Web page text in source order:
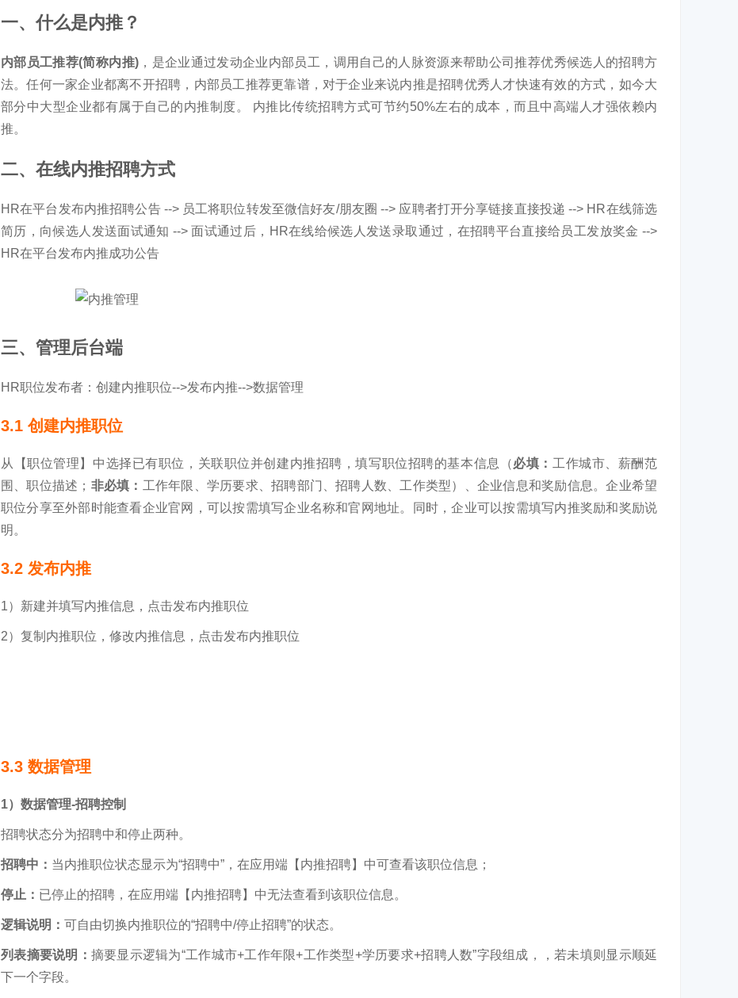
一、什么是内推？
内部员工推荐(简称内推)，是企业通过发动企业内部员工，调用自己的人脉资源来帮助公司推荐优秀候选人的招聘方
法。任何一家企业都离不开招聘，内部员工推荐更靠谱，对于企业来说内推是招聘优秀人才快速有效的方式，如今大
部分中大型企业都有属于自己的内推制度。 内推比传统招聘方式可节约50%左右的成本，而且中高端人才强依赖内
推。
二、在线内推招聘方式
HR在平台发布内推招聘公告 --> 员工将职位转发至微信好友/朋友圈 --> 应聘者打开分享链接直接投递 --> HR在线筛选
简历，向候选人发送面试通知 --> 面试通过后，HR在线给候选人发送录取通过，在招聘平台直接给员工发放奖金 -->
HR在平台发布内推成功公告
三、管理后台端
HR职位发布者：创建内推职位-->发布内推-->数据管理
3.1 创建内推职位
从【职位管理】中选择已有职位，关联职位并创建内推招聘，填写职位招聘的基本信息（必填： 工作城市、薪酬范
围、职位描述； 非必填： 工作年限、学历要求、招聘部门、招聘人数、工作类型）、企业信息和奖励信息。企业希望
职位分享至外部时能查看企业官网，可以按需填写企业名称和官网地址。同时，企业可以按需填写内推奖励和奖励说
明。
3.2 发布内推
1）新建并填写内推信息，点击发布内推职位
2）复制内推职位，修改内推信息，点击发布内推职位
3.3 数据管理
1）数据管理-招聘控制
招聘状态分为招聘中和停止两种。
招聘中： 当内推职位状态显示为“招聘中”，在应用端【内推招聘】中可查看该职位信息；
停止： 已停止的招聘，在应用端【内推招聘】中无法查看到该职位信息。
逻辑说明： 可自由切换内推职位的“招聘中/停止招聘”的状态。
列表摘要说明： 摘要显示逻辑为“工作城市+工作年限+工作类型+学历要求+招聘人数”字段组成， ，若未填则 显示顺延
下一个字段。